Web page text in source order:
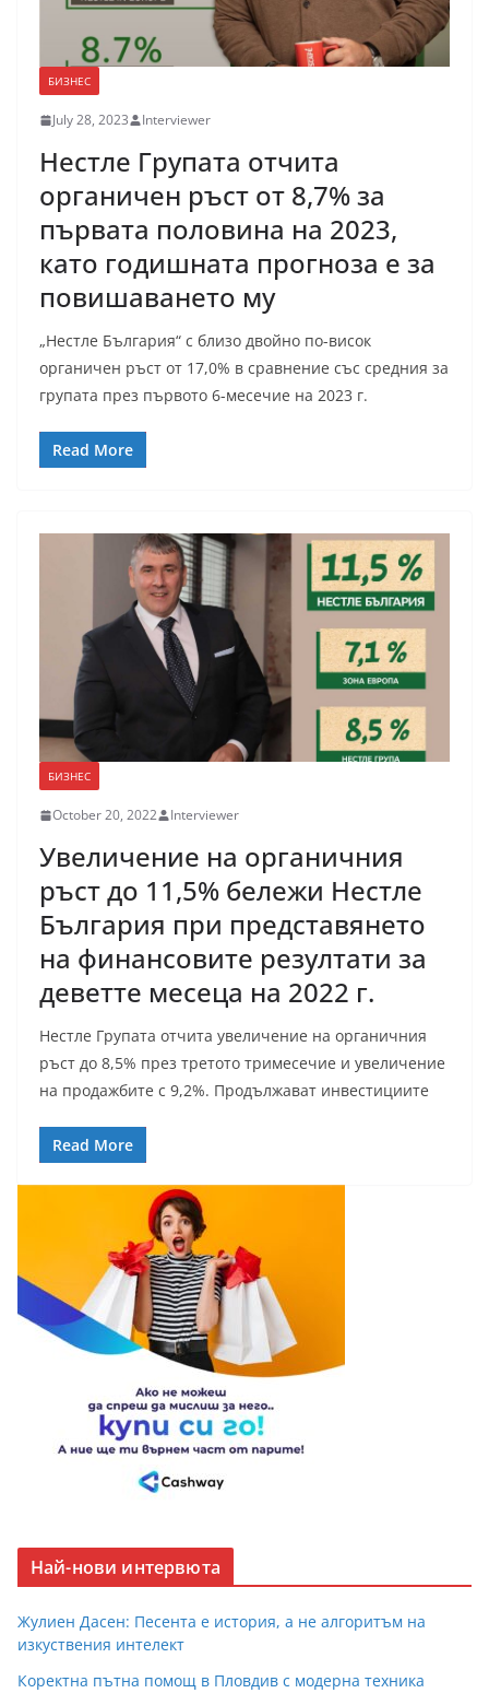
БИЗНЕС
July 28, 2023 Interviewer
Нестле Групата отчита
органичен ръст от 8,7% за
първата половина на 2023,
като годишната прогноза е за
повишаването му
„Нестле България“ с близо двойно по-висок
органичен ръст от 17,0% в сравнение със средния за
групата през първото 6-месечие на 2023 г.
Read More
БИЗНЕС
October 20, 2022 Interviewer
Увеличение на органичния
ръст до 11,5% бележи Нестле
България при представянето
на финансовите резултати за
деветте месеца на 2022 г.
Нестле Групата отчита увеличение на органичния
ръст до 8,5% през третото тримесечие и увеличение
на продажбите с 9,2%. Продължават инвестициите
Read More
Най-нови интервюта
Жулиен Дасен: Песента е история, а не алгоритъм на
изкуствения интелект
Коректна пътна помощ в Пловдив с модерна техника